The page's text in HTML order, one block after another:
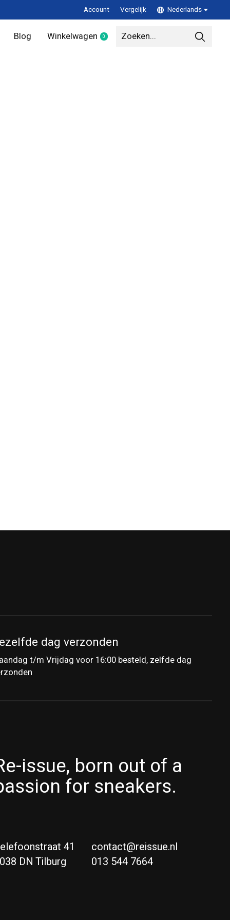
Account Vergelijk Nederlands
Blog Winkelwagen 0items
dag verzonden
t/m Vrijdag voor 16:00 besteld, zelfde dag
issue, born out of a
for sneakers.
41
DN Tilburg
contact@reissue.nl
013 544 7664